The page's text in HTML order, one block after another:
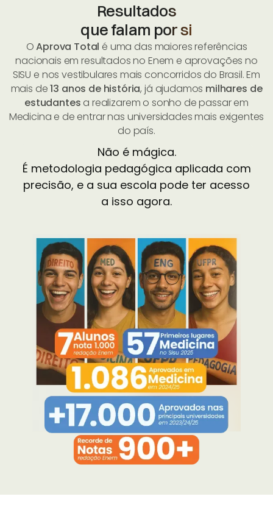
Resultados
que falam por si
OAprova Total é uma das maiores referências
nacionais em resultados no Enem e aprovações no
SISU e nos vestibulares mais concorridos do Brasil. Em
mais de13 anos de história, já ajudamos milhares de
estudantes a realizarem o sonho de passar em
Medicina e de entrar nas universidades mais exigentes
do país.
Não é mágica.
É metodologia pedagógica aplicada com
precisão, e a sua escola pode ter acesso
a isso agora.